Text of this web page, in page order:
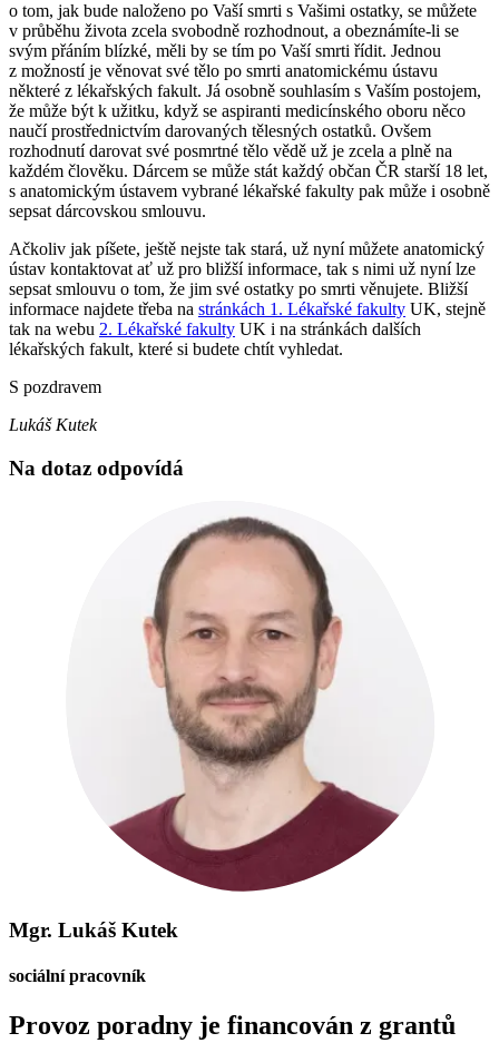
o tom, jak bude naloženo po Vaší smrti s Vašimi ostatky, se můžete
v průběhu života zcela svobodně rozhodnout, a obeznámíte-li se
svým přáním blízké, měli by se tím po Vaší smrti řídit. Jednou
z možností je věnovat své tělo po smrti anatomickému ústavu
některé z lékařských fakult. Já osobně souhlasím s Vaším postojem,
že může být k užitku, když se aspiranti medicínského oboru něco
naučí prostřednictvím darovaných tělesných ostatků. Ovšem
rozhodnutí darovat své posmrtné tělo vědě už je zcela a plně na
každém člověku. Dárcem se může stát každý občan ČR starší 18 let,
s anatomickým ústavem vybrané lékařské fakulty pak může i osobně
sepsat dárcovskou smlouvu.
Ačkoliv jak píšete, ještě nejste tak stará, už nyní můžete anatomický
ústav kontaktovat ať už pro bližší informace, tak s nimi už nyní lze
sepsat smlouvu o tom, že jim své ostatky po smrti věnujete. Bližší
informace najdete třeba na stránkách 1. Lékařské fakulty UK, stejně
tak na webu 2. Lékařské fakulty UK i na stránkách dalších
lékařských fakult, které si budete chtít vyhledat.
S pozdravem
Lukáš Kutek
Na dotaz odpovídá
Mgr. Lukáš Kutek
sociální pracovník
Provoz poradny je financován z grantů